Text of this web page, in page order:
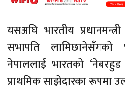
यसअघि भारतीय
सभापति
नेपाललाई भारतको ‘नेबरहुड
प्राथमिक साझेदारका रूपमा